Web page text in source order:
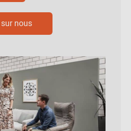
nous